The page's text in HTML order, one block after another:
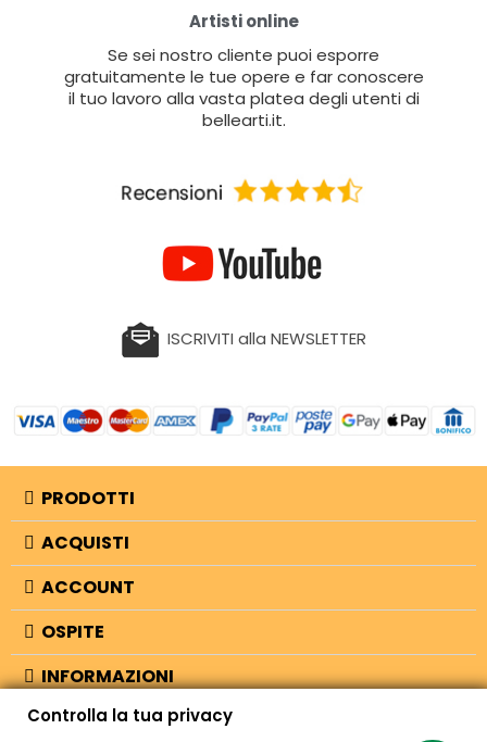
Artisti online
Se sei nostro cliente puoi esporre
gratuitamente le tue opere e far conoscere
il tuo lavoro alla vasta platea degli utenti di
bellearti.it.
ISCRIVITI alla NEWSLETTER
PRODOTTI
ACQUISTI
ACCOUNT
OSPITE
INFORMAZIONI
NEGOZIO
Controlla la tua privacy